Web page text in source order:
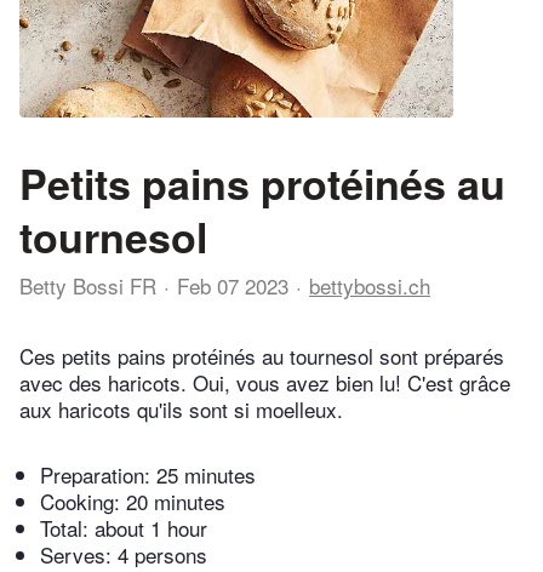
Petits pains protéinés au
tournesol
Betty Bossi FR Feb 07 2023 bettybossi.ch
Ces petits pains protéinés au tournesol sont préparés
avec des haricots. Oui, vous avez bien lu! C'est grâce
aux haricots qu'ils sont si moelleux.
Preparation: 25 minutes
Cooking: 20 minutes
Total: about 1 hour
Serves: 4 persons